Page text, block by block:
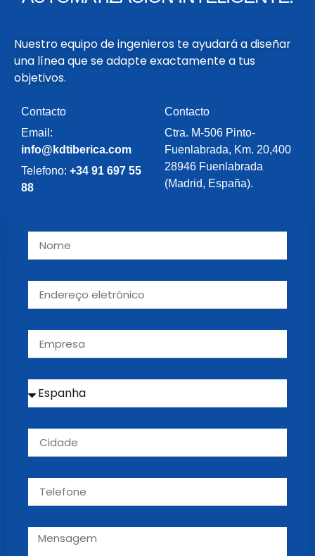
Nuestro equipo de ingenieros te ayudará a diseñar
una línea que se adapte exactamente a tus
objetivos.
Contacto
Email:
info@kdtiberica.com
Telefono: +34 91 697 55
88
Contacto
Ctra. M-506 Pinto-
Fuenlabrada, Km. 20,400
28946 Fuenlabrada
(Madrid, España).